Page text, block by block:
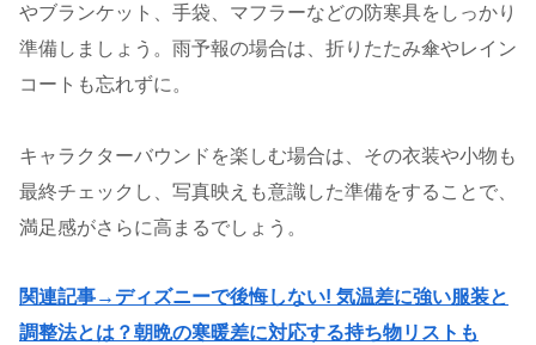
やブランケット、手袋、マフラーなどの防寒具をしっかり
準備しましょう。雨予報の場合は、折りたたみ傘やレイン
コートも忘れずに。
キャラクターバウンドを楽しむ場合は、その衣装や小物も
最終チェックし、写真映えも意識した準備をすることで、
満足感がさらに高まるでしょう。
関連記事→ディズニーで後悔しない! 気温差に強い服装と
調整法とは？朝晩の寒暖差に対応する持ち物リストも